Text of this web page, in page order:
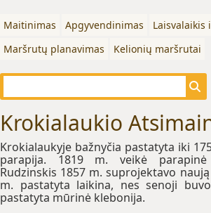
Maitinimas Apgyvendinimas Laisvalaikis
Maršrutų planavimas
Kelionių maršrutai
Krokialaukio
Krokialaukyje bažnyčia pastatyta iki
parapija. 1819 m. veikė
Rudzinskis 1857 m. suprojektavo
m. pastatyta laikina, nes senoji
pastatyta mūrinė klebonija.